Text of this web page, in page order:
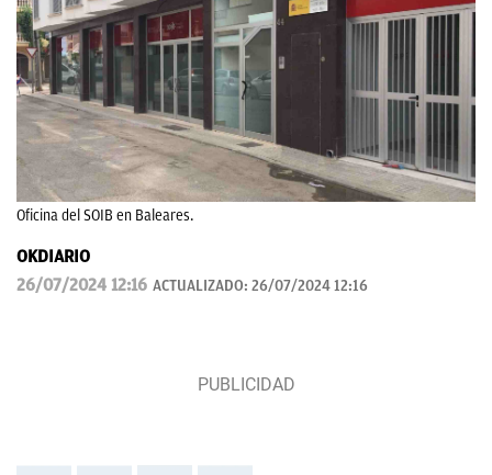
Oficina del SOIB en Baleares.
OKDIARIO
26/07/2024 12:16 ACTUALIZADO: 26/07/2024 12:16